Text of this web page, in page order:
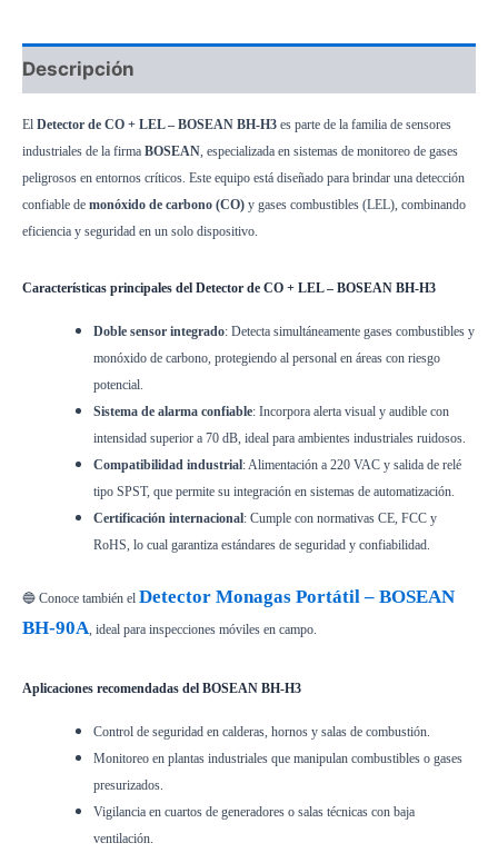
Descripción
El Detector de CO + LEL – BOSEAN BH-H3 es parte de la familia de sensores
industriales de la firma BOSEAN, especializada en sistemas de monitoreo de gases
peligrosos en entornos críticos. Este equipo está diseñado para brindar una detección
confiable de monóxido de carbono (CO) y gases combustibles (LEL), combinando
eficiencia y seguridad en un solo dispositivo.
Características principales del Detector de CO + LEL – BOSEAN BH-H3
Doble sensor integrado: Detecta simultáneamente gases combustibles y
monóxido de carbono, protegiendo al personal en áreas con riesgo
potencial.
Sistema de alarma confiable: Incorpora alerta visual y audible con
intensidad superior a 70 dB, ideal para ambientes industriales ruidosos.
Compatibilidad industrial: Alimentación a 220 VAC y salida de relé
tipo SPST, que permite su integración en sistemas de automatización.
Certificación internacional: Cumple con normativas CE, FCC y
RoHS, lo cual garantiza estándares de seguridad y confiabilidad.
🔵 Conoce también el Detector Monagas Portátil – BOSEAN
BH-90A, ideal para inspecciones móviles en campo.
Aplicaciones recomendadas del BOSEAN BH-H3
Control de seguridad en calderas, hornos y salas de combustión.
Monitoreo en plantas industriales que manipulan combustibles o gases
presurizados.
Vigilancia en cuartos de generadores o salas técnicas con baja
ventilación.